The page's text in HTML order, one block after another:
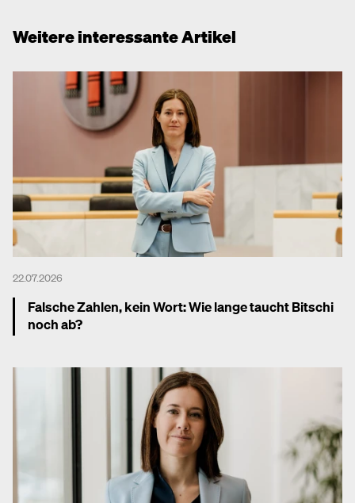
Weitere interessante Artikel
22.07.2026
Falsche Zahlen, kein Wort: Wie lange taucht Bitschi
noch ab?